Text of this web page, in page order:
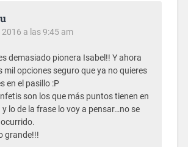
2016 a las 9:45 am
demasiado pionera Isabel!! Y ahora
mil opciones seguro que ya no quieres
en el pasillo :P
son los que más puntos tienen en
lo de la frase lo voy a pensar…no se
grande!!!